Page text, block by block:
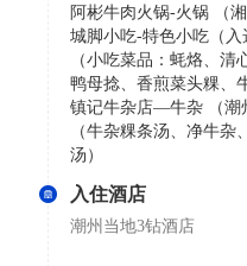
阿彬牛肉火锅-火锅 （
城脚小吃-特色小吃（入
（小吃菜品：蚝烙、
鸭母捻、香煎菜头粿、
镇记牛杂店—牛杂 （潮
（牛杂粿条汤、净牛
汤）
入住酒店
潮州当地3钻酒店